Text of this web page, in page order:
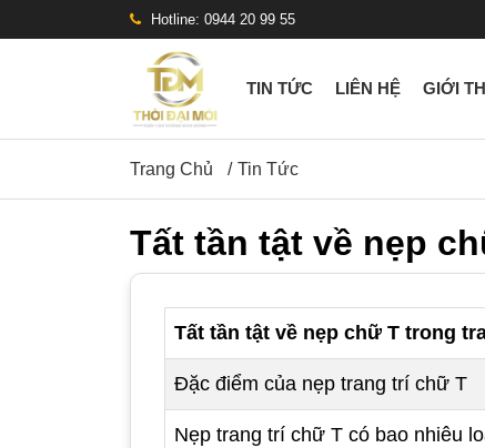
Hotline: 0944 20 99 55
TIN TỨC LIÊN HỆ GIỚI
Trang Chủ Tin Tức
Tất tần tật về nẹp
Tất tần tật về nẹp chữ T trong
Đặc điểm của nẹp trang trí chữ T
Nẹp trang trí chữ T có bao nhiêu